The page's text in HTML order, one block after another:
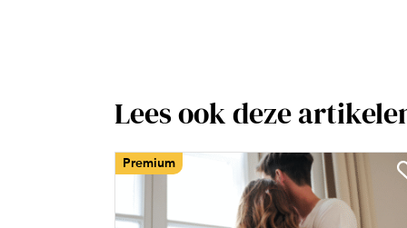
Lees ook deze
Premium